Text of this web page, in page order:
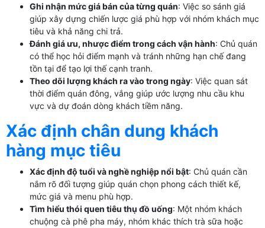
Ghi nhận mức giá bán của từng quán: Việc so sánh giá
giúp xây dựng chiến lược giá phù hợp với nhóm khách mục
tiêu và khả năng chi trả.
Đánh giá ưu, nhược điểm trong cách vận hành: Chủ quán
có thể học hỏi điểm mạnh và tránh những hạn chế đang
tồn tại để tạo lợi thế cạnh tranh.
Theo dõi lượng khách ra vào trong ngày: Việc quan sát
thời điểm quán đông, vắng giúp ước lượng nhu cầu khu
vực và dự đoán dòng khách tiềm năng.
Xác định chân dung khách
hàng mục tiêu
Xác định độ tuổi và nghề nghiệp nổi bật: Chủ quán cần
nắm rõ đối tượng giúp quán chọn phong cách thiết kế,
mức giá và menu phù hợp.
Tìm hiểu thói quen tiêu thụ đồ uống: Một nhóm khách
chuộng cà phê pha máy, nhóm khác thích trà sữa hoặc